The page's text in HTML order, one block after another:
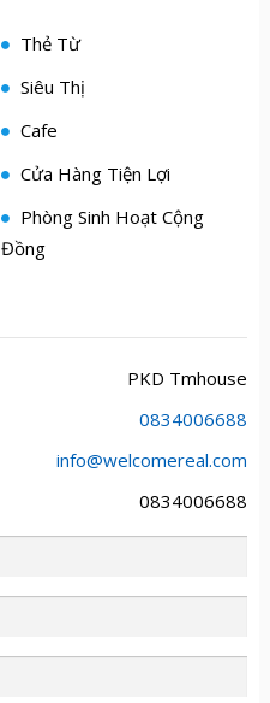
Thẻ Từ
Siêu Thị
Cafe
Cửa Hàng Tiện Lợi
Phòng Sinh Hoạt Cộng
Đồng
PKD Tmhouse
0834006688
info@welcomereal.com
0834006688